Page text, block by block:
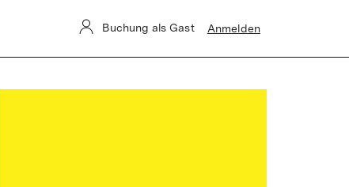
Buchung als Gast Anmelden